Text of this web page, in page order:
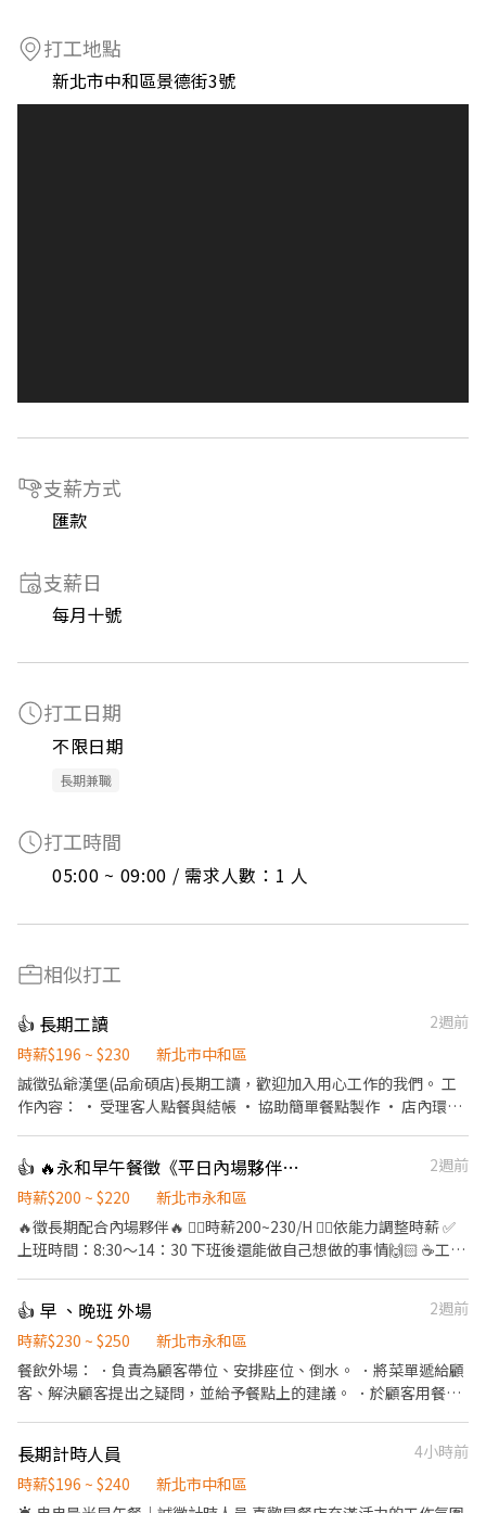
打工地點
新北市中和區景德街3號
支薪方式
匯款
支薪日
每月十號
打工日期
不限日期
長期兼職
打工時間
05:00 ~ 09:00 / 需求人數：1 人
相似打工
👍 長期工讀
2週前
時薪$196 ~ $230
新北市中和區
誠徵弘爺漢堡(品俞碩店)長期工讀，歡迎加入用心工作的我們。 工
作內容： • 受理客人點餐與結帳 • 協助簡單餐點製作 • 店內環境
👍 🔥永和早午餐徵《平日內場夥伴》200/H
2週前
時薪$200 ~ $220
新北市永和區
🔥徵長期配合內場夥伴🔥 ❤️‍🔥時薪200~230/H 👉🏻依能力調整時薪 ✅
上班時間：8:30～14：30 下班後還能做自己想做的事情🙌🏻 ☕️工作
（假日需配合） ⭕️大學生可 ⭕️不喜歡面對人群的你歡迎來學習內場
⭕️店內不定期聚餐 ⭕️餐點員工優惠 ⭕️上班飲料免費喝 ⭕️ 時數達到
有供員工餐 ⭕️滿三個月依能力有機會調薪 🙌🏻要不怕油煙 🙌🏻上
班環境偏熱、不怕熱在來 🙌🏻真的有心想學習在來面試 🙌🏻早餐店
門市‼️ 歡迎對早起工作有興趣 有服務熱忱的你一起加入🫶🏻
👍 早 、晚班 外場
2週前
時薪$230 ~ $250
新北市永和區
餐飲外場： ．負責為顧客帶位、安排座位、倒水。 ．將菜單遞給顧
客、解決顧客提出之疑問，並給予餐點上的建議。 ．於顧客用餐完
PT 休假彈性
長期計時人員
4小時前
時薪$196 ~ $240
新北市中和區